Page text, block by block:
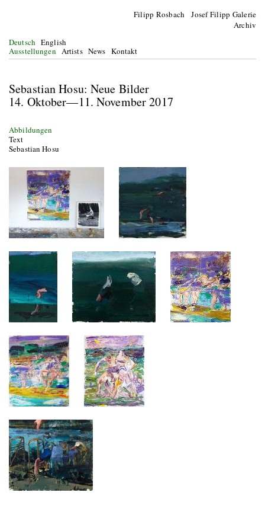
Filipp Rosbach Josef Filipp Galerie
Archiv
Deutsch English
Ausstellungen Artists News Kontakt
Sebastian Hosu: Neue Bilder
14. Oktober—11. November 2017
Abbildungen
Text
Sebastian Hosu